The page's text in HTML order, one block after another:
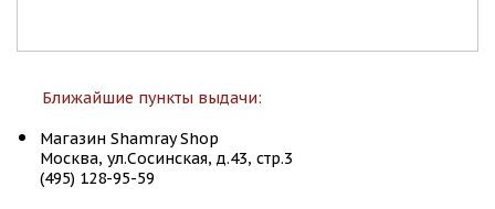
Ближайшие пункты выдачи:
Магазин Shamray Shop
Москва, ул.Сосинская, д.43, стр.3
(495) 128-95-59